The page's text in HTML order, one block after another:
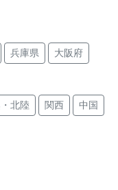
大物駅 大物駅
三宮駅 仁川駅
兵庫県 大阪府
北陸 関西 中国